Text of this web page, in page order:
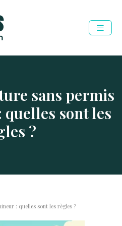
sans permis
sont les
?
: quelles sont les règles ?